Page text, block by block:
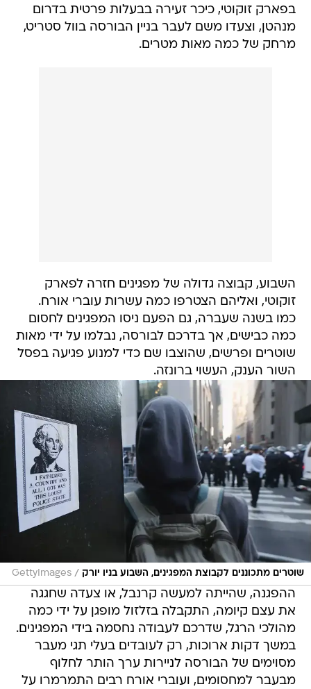
בפארק זוקוטי, כיכר זעירה בבעלות פרטית בדרום
מנהטן, וצעדו משם לעבר בניין הבורסה בוול סטריט,
מרחק של כמה מאות מטרים.
השבוע, קבוצה גדולה של מפגינים חזרה לפארק
זוקוטי, ואליהם הצטרפו כמה עשרות עוברי אורח.
כמו בשנה שעברה, גם הפעם ניסו המפגינים לחסום
כמה כבישים, אך בדרכם לבורסה, נבלמו על ידי מאות
שוטרים ופרשים, שהוצבו שם כדי למנוע פגיעה בפסל
השור הענק, העשוי ברונזה.
שוטרים מתכוננים לקבוצת המפגינים, השבוע בניו יורק /
GettyImages
ההפגנה, שהייתה למעשה קרנבל, או צעדה שחגגה
את עצם קיומה, התקבלה בזלזול מופגן על ידי כמה
מהולכי הרגל, שדרכם לעבודה נחסמה בידי המפגינים.
במשך דקות ארוכות, רק לעובדים בעלי תגי מעבר
מסוימים של הבורסה לניירות ערך הותר לחלוף
מבעבר למחסומים, ועוברי אורח רבים התמרמרו על